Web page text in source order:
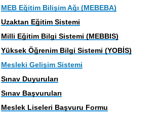
MEB Eğitim Bilişim Ağı (MEBEBA)
Uzaktan Eğitim Sistemi
Milli Eğitim Bilgi Sistemi (MEBBIS)
Yüksek Öğrenim Bilgi Sistemi (YOBİS)
Mesleki Gelişim Sistemi
Sınav Duyuruları
Sınav Başvuruları
Meslek Liseleri Başvuru Formu